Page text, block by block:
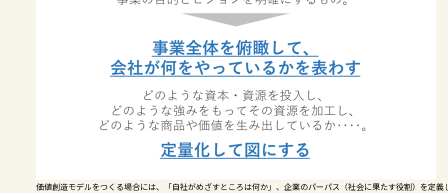
価値創造モデルをつくる場合には、「自社がめざすところは何か」、企業のパーパス（社会に果たす役割）を定義